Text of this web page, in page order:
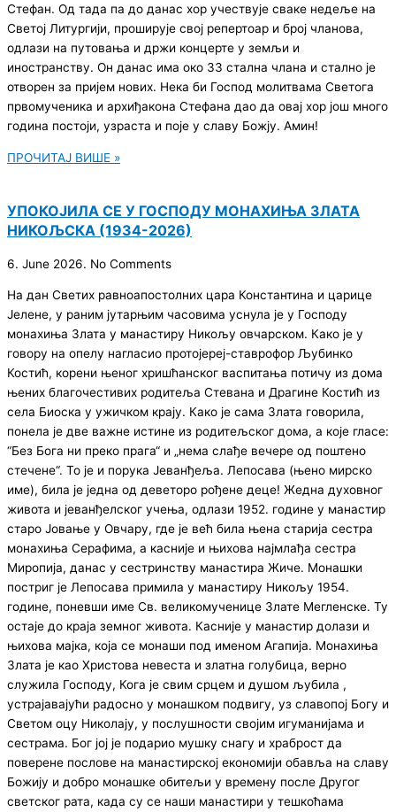
Стефан. Од тада па до данас хор учествује сваке недеље на
Светој Литургији, проширује свој репертоар и број чланова,
одлази на путовања и држи концерте у земљи и
иностранству. Он данас има око 33 стална члана и стално је
отворен за пријем нових. Нека би Господ молитвама Светога
првомученика и архиђакона Стефана дао да овај хор још много
година постоји, узраста и поје у славу Божју. Амин!
ПРОЧИТАЈ ВИШЕ »
УПОКОЈИЛА СЕ У ГОСПОДУ МОНАХИЊА ЗЛАТА
НИКОЉСКА (1934-2026)
6. June 2026. No Comments
На дан Светих равноапостолних цара Константина и царице
Јелене, у раним јутарњим часовима уснула је у Господу
монахиња Злата у манастиру Никољу овчарском. Како је у
говору на опелу нагласио протојереј-ставрофор Љубинко
Костић, корени њеног хришћанског васпитања потичу из дома
њених благочестивих родитеља Стевана и Драгине Костић из
села Биоска у ужичком крају. Како је сама Злата говорила,
понела је две важне истине из родитељског дома, а које гласе:
“Без Бога ни преко прага“ и „нема слађе вечере од поштено
стечене“. То је и порука Јеванђеља. Лепосава (њено мирско
име), била је једна од деветоро рођене деце! Жедна духовног
живота и јеванђелског учења, одлази 1952. године у манастир
старо Јовање у Овчару, где је већ била њена старија сестра
монахиња Серафима, а касније и њихова најмлађа сестра
Миропија, данас у сестринству манастира Жиче. Монашки
постриг је Лепосава примила у манастиру Никољу 1954.
године, поневши име Св. великомученице Злате Мегленске. Ту
остаје до краја земног живота. Касније у манастир долази и
њихова мајка, која се монаши под именом Агапија. Монахиња
Злата је као Христова невеста и златна голубица, верно
служила Господу, Кога је свим срцем и душом љубила ,
устрајавајући радосно у монашком подвигу, уз славопој Богу и
Светом оцу Николају, у послушности својим игуманијама и
сестрама. Бог јој је подарио мушку снагу и храброст да
поверене послове на манастирској економији обавља на славу
Божију и добро монашке обитељи у времену после Другог
светског рата, када су се наши манастири у тешкоћама